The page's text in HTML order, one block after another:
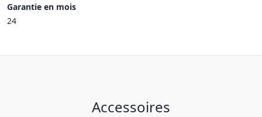
Garantie en mois
24
Accessoires